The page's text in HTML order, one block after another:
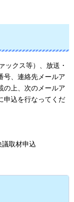
ックス等）、放送・
号、連絡先メールア
の上、次のメールア
申込を行なってくだ
取材申込